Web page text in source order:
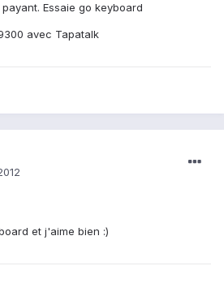
Essaie go keyboard
avec Tapatalk
et j'aime bien :)